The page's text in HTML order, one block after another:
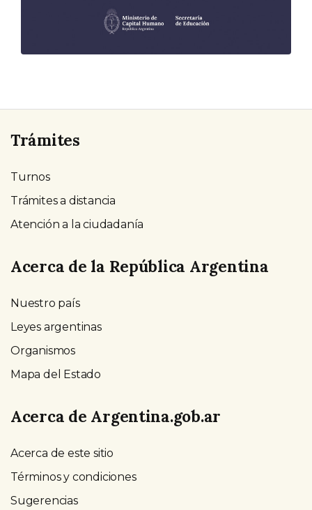
Trámites
Turnos
Trámites a distancia
Atención a la ciudadanía
Acerca de la República Argentina
Nuestro país
Leyes argentinas
Organismos
Mapa del Estado
Acerca de Argentina.gob.ar
Acerca de este sitio
Términos y condiciones
Sugerencias